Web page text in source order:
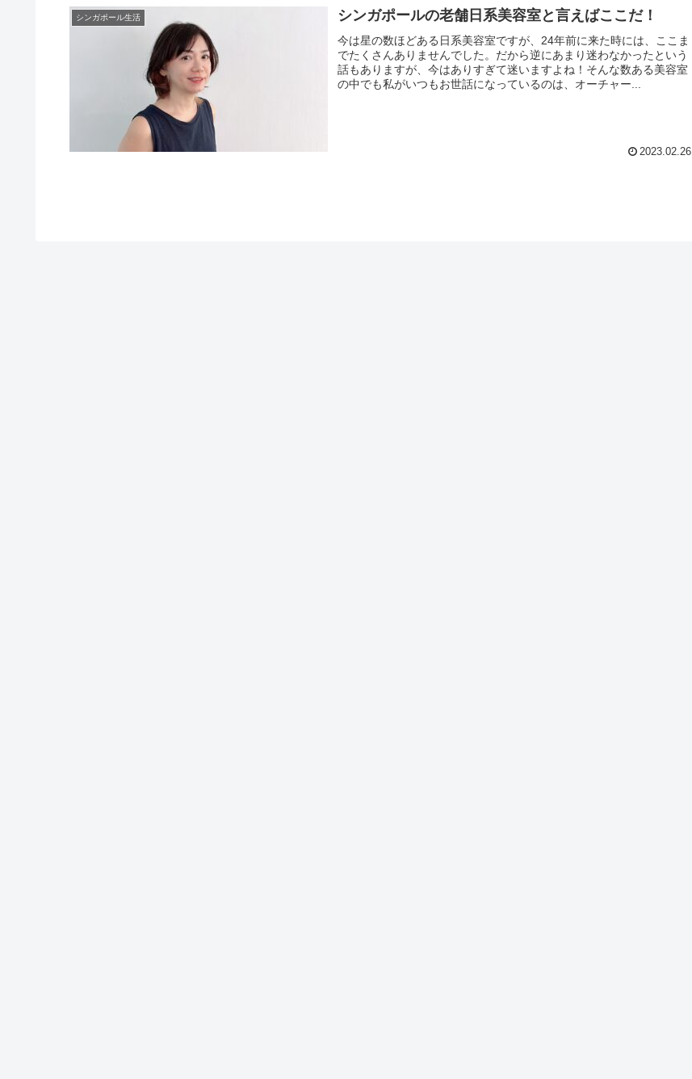
シンガポール生活 シンガポールの老舗日系美容室と言えばここだ！
今は星の数ほどある日系美容室ですが、24年前に来た時には、ここま
でたくさんありませんでした。だから逆にあまり迷わなかったという
話もありますが、今はありすぎて迷いますよね！そんな数ある美容室
の中でも私がいつもお世話になっているのは、オーチャー...
2023.02.26